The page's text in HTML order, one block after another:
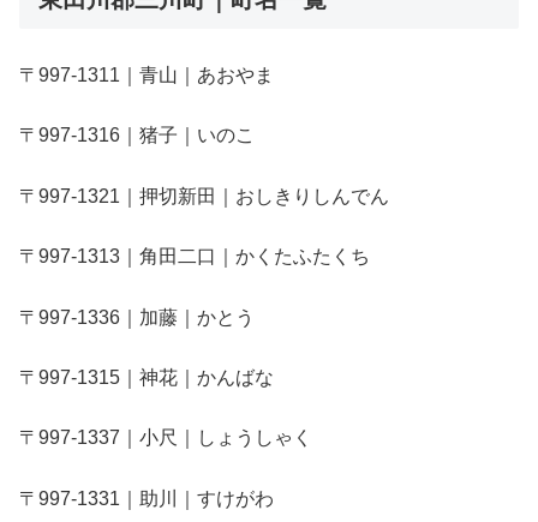
〒997-1311｜青山｜あおやま
〒997-1316｜猪子｜いのこ
〒997-1321｜押切新田｜おしきりしんでん
〒997-1313｜角田二口｜かくたふたくち
〒997-1336｜加藤｜かとう
〒997-1315｜神花｜かんばな
〒997-1337｜小尺｜しょうしゃく
〒997-1331｜助川｜すけがわ